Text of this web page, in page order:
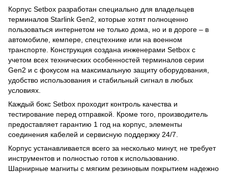
Корпус Setbox разработан специально для владельцев
терминалов Starlink Gen2, которые хотят полноценно
пользоваться интернетом не только дома, но и в дороге – в
автомобиле, кемпере, спецтехнике или на военном
транспорте. Конструкция создана инженерами Setbox с
учетом всех технических особенностей терминалов серии
Gen2 и с фокусом на максимальную защиту оборудования,
удобство использования и стабильный сигнал в любых
условиях.
Каждый бокс Setbox проходит контроль качества и
тестирование перед отправкой. Кроме того, производитель
предоставляет гарантию 1 год на корпус, элементы
соединения кабелей и сервисную поддержку 24/7.
Корпус устанавливается всего за несколько минут, не требует
инструментов и полностью готов к использованию.
Шарнирные магниты с мягким резиновым покрытием надежно